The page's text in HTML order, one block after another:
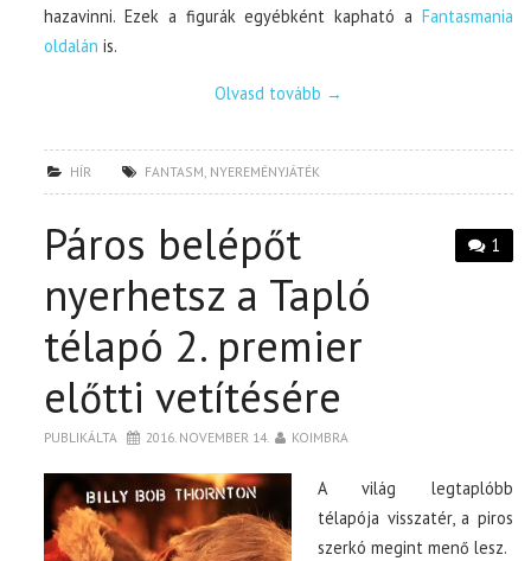
hazavinni. Ezek a figurák egyébként kapható a Fantasmania
oldalán is.
Olvasd tovább →
HÍR FANTASM, NYEREMÉNYJÁTÉK
1
Páros belépőt
nyerhetsz a Tapló
télapó 2. premier
előtti vetítésére
PUBLIKÁLTA 2016. NOVEMBER 14. KOIMBRA
A világ legtaplóbb
télapója visszatér, a piros
szerkó megint menő lesz.